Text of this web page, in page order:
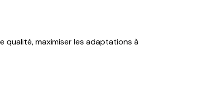
maximiser les adaptations à